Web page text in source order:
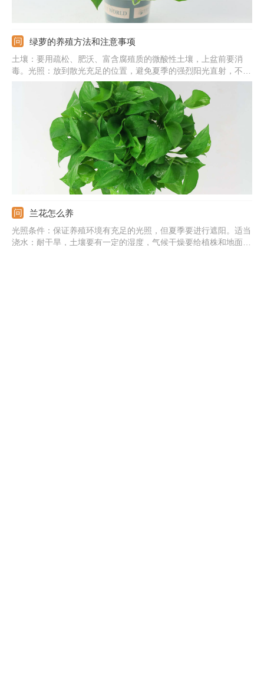
绿萝的养殖方法和注意事项
土壤：要用疏松、肥沃、富含腐殖质的微酸性土壤，上盆前要消
毒。光照：放到散光充足的位置，避免夏季的强烈阳光直射，不要
在阴处养。水分：保持盆土湿润状，冬季控水，夏季要充分浇水，
并给叶片喷水。注意事项：过冬温度应在10℃以上，室内环境要流
通，不能太闷。
兰花怎么养
光照条件：保证养殖环境有充足的光照，但夏季要进行遮阳。适当
浇水：耐干旱，土壤要有一定的湿度，气候干燥要给植株和地面喷